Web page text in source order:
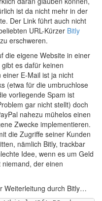
ist da nicht mehr in der
Der Link führt auch nicht
URL-Kürzer Bitly
erschweren.
die eigene Website in einer
es dafür keinen
E-Mail ist ja nicht
(etwa für die umbruchlose
vorliegende Spam ist
gar nicht stellt) doch
nahezu mühelos einen
Zwecke implementieren.
die Zugriffe seiner Kunden
nämlich Bitly, trackbar
Idee, wenn es um Geld
der einen
Weiterleitung durch Bitly…